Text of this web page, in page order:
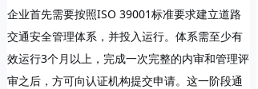
企业首先需要按照ISO 39001标准要求建立道路
交通安全管理体系，并投入运行。体系需至少有
效运行3个月 以上，完成一次完整的内审和管理评
审之后，方可向认证机构提交申请。这一阶段通